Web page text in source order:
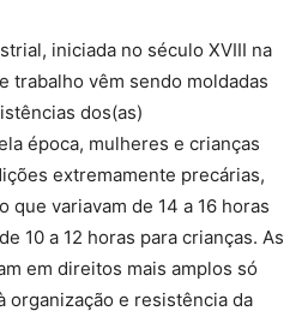
iniciada no século XVIII na
trabalho vêm sendo moldadas
dos(as)
época, mulheres e crianças
extremamente precárias,
que variavam de 14 a 16 horas
10 a 12 horas para crianças. As
em direitos mais amplos só
organização e resistência da